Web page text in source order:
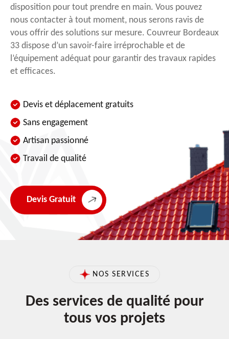
disposition pour tout prendre en main. Vous pouvez
nous contacter à tout moment, nous serons ravis de
vous offrir des solutions sur mesure. Couvreur Bordeaux
33 dispose d’un savoir-faire irréprochable et de
l’équipement adéquat pour garantir des travaux rapides
et efficaces.
Devis et déplacement gratuits
Sans engagement
Artisan passionné
Travail de qualité
Devis Gratuit
NOS SERVICES
Des services de qualité pour
tous vos projets